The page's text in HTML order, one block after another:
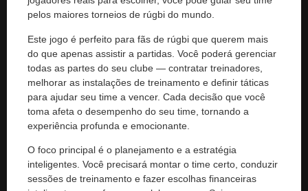
pelos maiores torneios de rúgbi do mundo.
Este jogo é perfeito para fãs de rúgbi que querem mais
do que apenas assistir a partidas. Você poderá gerenciar
todas as partes do seu clube — contratar treinadores,
melhorar as instalações de treinamento e definir táticas
para ajudar seu time a vencer. Cada decisão que você
toma afeta o desempenho do seu time, tornando a
experiência profunda e emocionante.
O foco principal é o planejamento e a estratégia
inteligentes. Você precisará montar o time certo, conduzir
sessões de treinamento e fazer escolhas financeiras